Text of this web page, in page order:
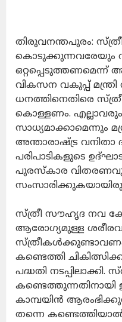
തിരുവനന്തപുരം:
കൊടുക്കുന്നവരേയും
വികസന വകുപ്പ്
ധനത്തിനെതിരെ
കൊള്ളണം. എല്ലാവരും
സാധ്യമാക്കാമെന്നും
അന്താരാഷ്ട്ര
പരിപാടികളുടെ
പുരസ്‌കാര വിതരണവും
സ്ത്രീ സൗഹൃദ നവ
ആരോഗ്യമുള്ള
സ്ത്രീകള്‍ക്കുണ്ടാവണം.
കണ്ടെത്തി
പദ്ധതി
കാമ്പയിന്‍
തന്നെ